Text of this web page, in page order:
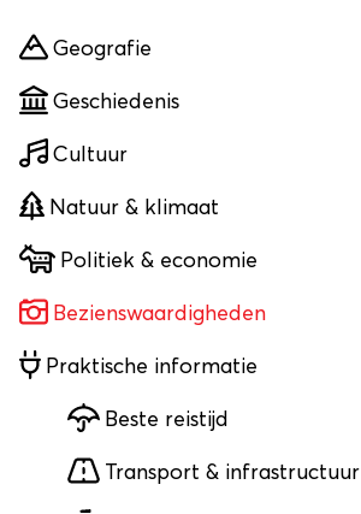
Geografie
Geschiedenis
Cultuur
Natuur & klimaat
Politiek & economie
Bezienswaardigheden
Praktische informatie
Beste reistijd
Transport & infrastructuur